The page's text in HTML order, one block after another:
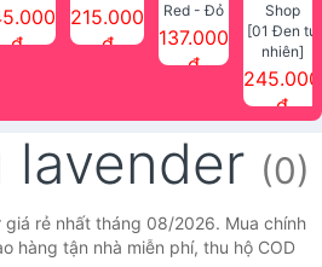
Bột
kẻ chân
Shop
đ
Hồi Tóc
Essential
215.000
đ
Red - Đỏ
cam] Son
Face
Shop
137.000
đ
[01 Đen tự
nhiên]
Mascara
che phủ
nước lâu
trôi Quick
Waterproof
Mascara
The Face
245.000
đ
lavender (0)
rẻ nhất tháng 08/2026. Mua chính
hàng tận nhà miễn phí, thu hộ COD